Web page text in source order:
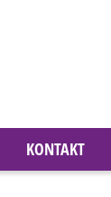
KONTAKT